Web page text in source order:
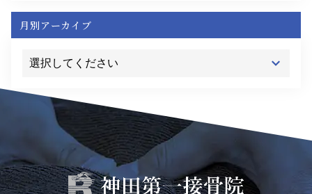
月別アーカイブ